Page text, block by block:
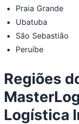
Praia Grande
Ubatuba
São Sebastião
Peruíbe
Regiões
Logística